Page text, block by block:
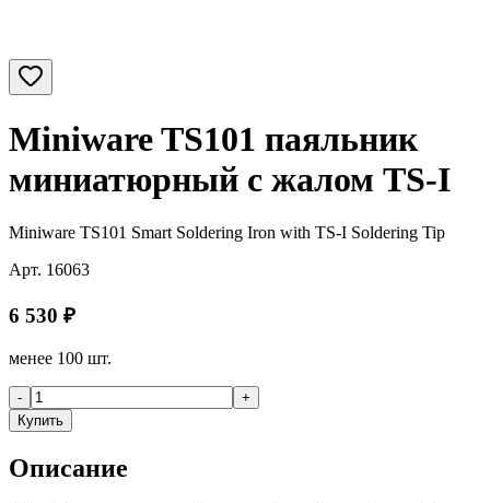
Miniware TS101 паяльник
миниатюрный с жалом TS-I
Miniware TS101 Smart Soldering Iron with TS-I Soldering Tip
Арт. 16063
6 530 ₽
менее 100 шт.
-
+
Купить
Описание